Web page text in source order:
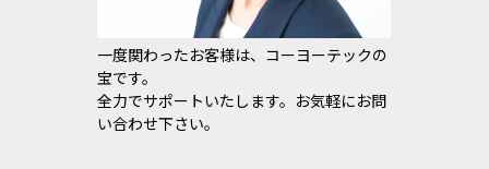
一度関わったお客様は、コーヨーテックの
宝です。
全力でサポートいたします。お気軽にお問
い合わせ下さい。